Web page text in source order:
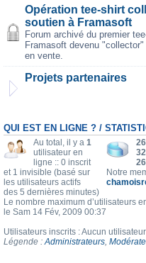
Opération tee-shirt
soutien à Framasoft
Forum archivé du premier
Framasoft devenu
en vente.
Projets partenaires
QUI EST EN LIGNE ? /
Notre
Au total, il y a 1
utilisateur en
ligne :: 0 inscrit
et 1 invisible (basé sur
les utilisateurs actifs
des 5 dernières minutes)
Le nombre maximum d’utilisateurs
le Sam 14 Fév, 2009 00:37
Utilisateurs inscrits : Aucun
Légende :Administrateurs,